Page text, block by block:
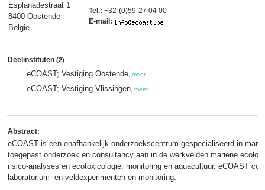
Esplanadestraat 1
8400 Oostende
België
Tel.: +32-(0)59-27 04 00
E-mail:
Deelinstituten (2)
eCOAST; Vestiging Oostende meer
eCOAST; Vestiging Vlissingen meer
Abstract:
eCOAST is een onafhankelijk onderzoekscentrum gespecialiseerd in
toegepast onderzoek en consultancy aan in de werkvelden mariene
risico-analyses en ecotoxicologie, monitoring en aquacultuur. eCOAST
laboratorium- en veldexperimenten en monitoring.